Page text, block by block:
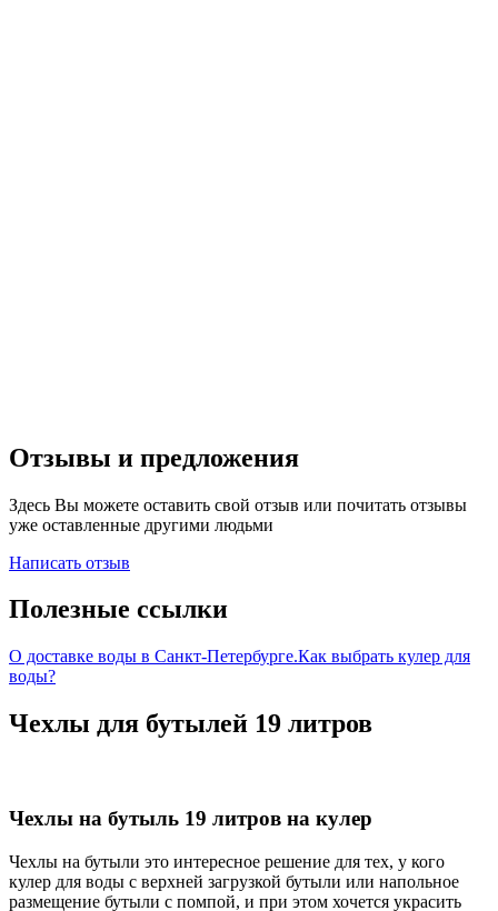
Отзывы и предложения
Здесь Вы можете оставить свой отзыв или почитать отзывы
уже оставленные другими людьми
Написать отзыв
Полезные ссылки
О доставке воды в Санкт-Петербурге.Как выбрать кулер для
воды?
Чехлы для бутылей 19 литров
Чехлы на бутыль 19 литров на кулер
Чехлы на бутыли это интересное решение для тех, у кого
кулер для воды с верхней загрузкой бутыли или напольное
размещение бутыли с помпой, и при этом хочется украсить